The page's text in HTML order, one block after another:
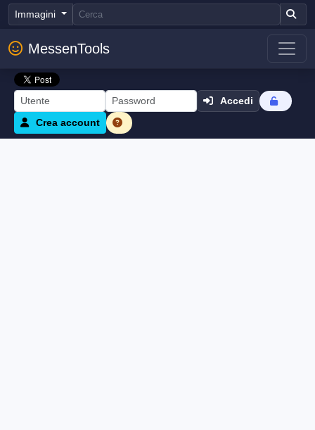
Immagini
MessenTools
Accedi
Crea account